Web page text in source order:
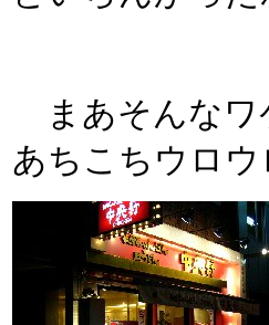
まあそんなワ
あちこちウロ